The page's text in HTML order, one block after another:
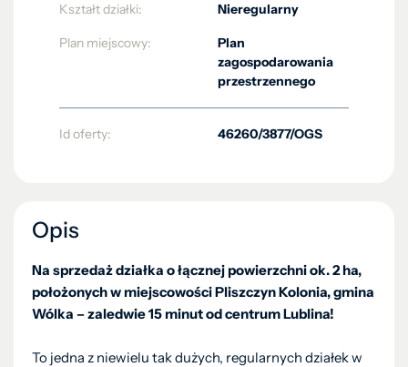
Kształt działki:
Nieregularny
Plan miejscowy:
Plan
zagospodarowania
przestrzennego
Id oferty: 46260/3877/OGS
Opis
Na sprzedaż działka o łącznej powierzchni ok. 2 ha,
położonych w miejscowości Pliszczyn Kolonia, gmina
Wólka – zaledwie 15 minut od centrum Lublina!
To jedna z niewielu tak dużych, regularnych działek w